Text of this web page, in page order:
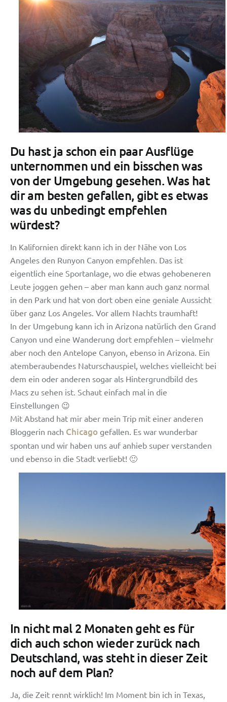
Du hast ja schon ein paar Ausflüge
unternommen und ein bisschen was
von der Umgebung gesehen. Was hat
dir am besten gefallen, gibt es etwas
was du unbedingt empfehlen
würdest?
In Kalifornien direkt kann ich in der Nähe von Los
Angeles den Runyon Canyon empfehlen. Das ist
eigentlich eine Sportanlage, wo die etwas gehobeneren
Leute joggen gehen – aber man kann auch ganz normal
in den Park und hat von dort oben eine geniale Aussicht
über ganz Los Angeles. Vor allem Nachts traumhaft!
In der Umgebung kann ich in Arizona natürlich den Grand
Canyon und eine Wanderung dort empfehlen – vielmehr
aber noch den Antelope Canyon, ebenso in Arizona. Ein
atemberaubendes Naturschauspiel, welches vielleicht bei
dem ein oder anderen sogar als Hintergrundbild des
Macs zu sehen ist. Schaut einfach mal in die
Einstellungen 😉
Mit Abstand hat mir aber mein Trip mit einer anderen
Bloggerin nach Chicago gefallen. Es war wunderbar
spontan und wir haben uns auf anhieb super verstanden
und ebenso in die Stadt verliebt! 🙂
In nicht mal 2 Monaten geht es für
dich auch schon wieder zurück nach
Deutschland, was steht in dieser Zeit
noch auf dem Plan?
Ja, die Zeit rennt wirklich! Im Moment bin ich in Texas,